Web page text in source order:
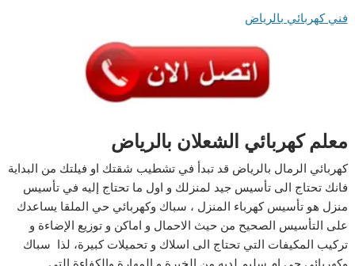
فني كهربائي بالرياض
معلم كهربائي الشعلان بالرياض
كهربائي الرمال بالرياض قد تبدأ في تشطيب شقتك او فيلتك من البداية
فانك تحتاج الى تأسيس جيد لمنزلك و اول ما تحتاج إليه في تأسيس
منزل هو تأسيس كهرباء المنزل ، سباك وكهربائي حي الملقا يساعدك
على التأسيس الصحيح من حيث الاحمال و اماكن و توزيع الإضاءة و
تركيب المكيفات التي تحتاج الى اسلاك و تحميلات كبيرة، لذا سباك
وكهربائي حي ام سليم لديه من الخبرة و المهارة والكفاءة التي